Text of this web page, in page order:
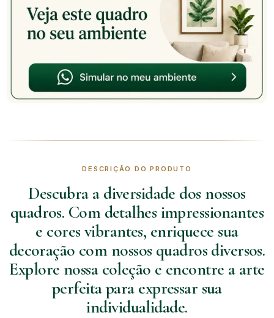
DESCRIÇÃO DO PRODUTO
Descubra a diversidade dos nossos
quadros. Com detalhes impressionantes
e cores vibrantes, enriquece sua
decoração com nossos quadros diversos.
Explore nossa coleção e encontre a arte
perfeita para expressar sua
individualidade.